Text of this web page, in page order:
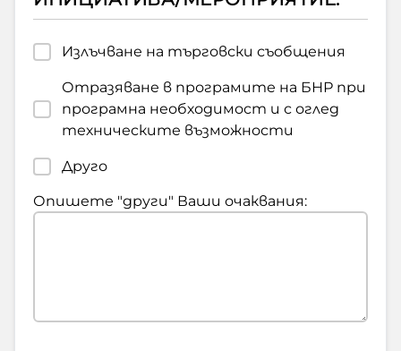
Излъчване на търговски съобщения
Отразяване в програмите на БНР при
програмна необходимост и с оглед
техническите възможности
Друго
Опишете "други" Ваши очаквания: